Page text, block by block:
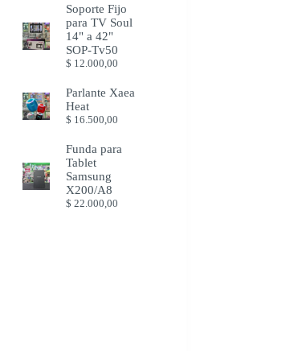
Soporte Fijo
para TV Soul
14" a 42"
SOP-Tv50
$ 12.000,00
Parlante Xaea
Heat
$ 16.500,00
Funda para
Tablet
Samsung
X200/A8
$ 22.000,00